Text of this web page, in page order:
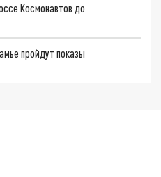
Космонавтов до
пройдут показы